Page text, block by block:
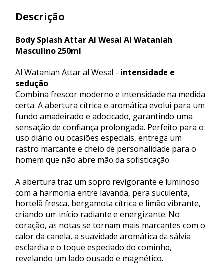
Descrição
Body Splash Attar Al Wesal Al Wataniah
Masculino 250ml
Al Wataniah Attar al Wesal - intensidade e
sedução
Combina frescor moderno e intensidade na medida
certa. A abertura cítrica e aromática evolui para um
fundo amadeirado e adocicado, garantindo uma
sensação de confiança prolongada. Perfeito para o
uso diário ou ocasiões especiais, entrega um
rastro marcante e cheio de personalidade para o
homem que não abre mão da sofisticação.
A abertura traz um sopro revigorante e luminoso
com a harmonia entre lavanda, pera suculenta,
hortelã fresca, bergamota cítrica e limão vibrante,
criando um início radiante e energizante. No
coração, as notas se tornam mais marcantes com o
calor da canela, a suavidade aromática da sálvia
esclaréia e o toque especiado do cominho,
revelando um lado ousado e magnético.